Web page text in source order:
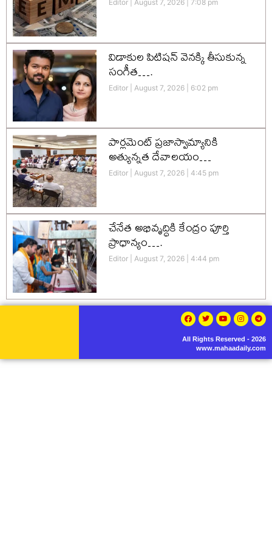
Editor August 7, 2026 7:08 pm
విడాకుల పిటిషన్ వెనక్కి తీసుకున్న
సంగీత….
Editor August 7, 2026 6:02 pm
పార్లమెంట్ ప్రజాస్వామ్యానికి
అత్యున్నత దేవాలయం…
Editor August 7, 2026 4:45 pm
చేనేత అభివృద్ధికి కేంద్రం పూర్తి
ప్రాధాన్యం….
Editor August 7, 2026 4:44 pm
All Rights Reserved - 2026
www.mahaadaily.com